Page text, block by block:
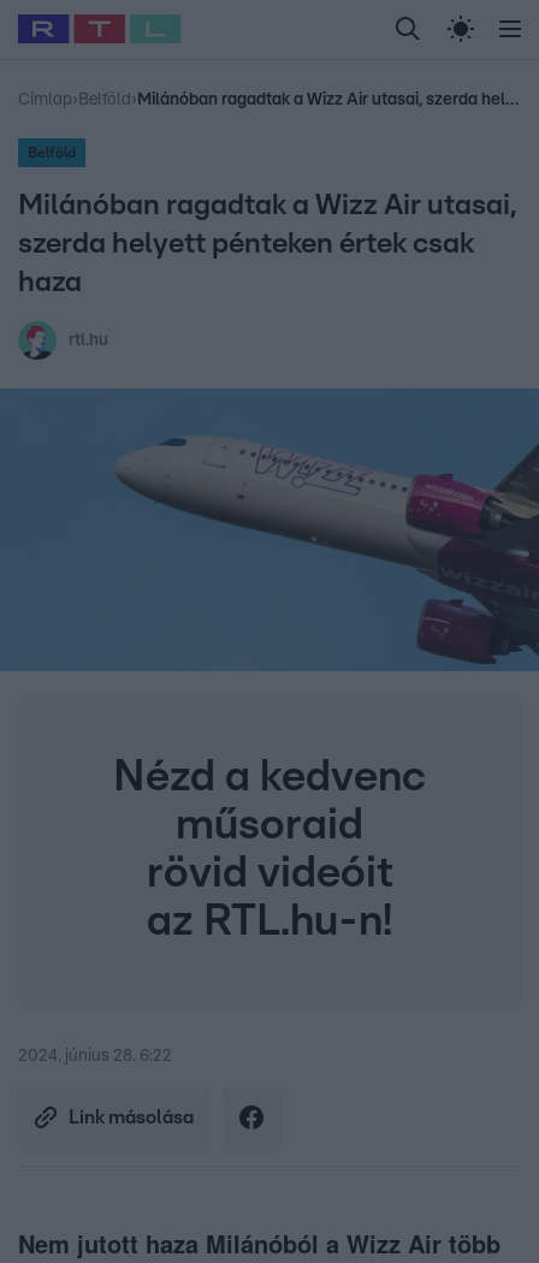
Legfrissebb RTL Híradó Randi Celeb vagyok,
Babits Marcella Most Wanted Gallusz
Címlap› Belföld › Milánóban ragadtak a Wizz Air utasai, szerda helyett pénteken értek csak haza
Belföld
Milánóban ragadtak a Wizz Air utasai,
szerda helyett pénteken értek csak
haza
rtl.hu
Nézd a kedvenc
műsoraid
rövid videóit
az RTL.hu-n!
2024. június 28. 6:22
Link másolása
Nem jutott haza Milánóból a Wizz Air több